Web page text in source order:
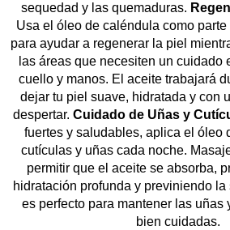
sequedad y las quemaduras.
Usa el óleo de caléndula como
para ayudar a regenerar la piel
las áreas que necesiten un cuidado
cuello y manos. El aceite trabajará
dejar tu piel suave, hidratada y con
despertar. Cuidado de Uñas y
fuertes y saludables, aplica el óleo
cutículas y uñas cada noche.
permitir que el aceite se absorba,
hidratación profunda y previniendo la
es perfecto para mantener las uñas
bien cuidadas.